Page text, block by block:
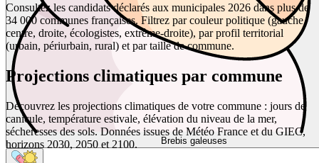
Brebis galeuses
Consultez les candidats déclarés aux municipales 2026 dans plus de
34 000 communes françaises. Filtrez par couleur politique (gauche,
centre, droite, écologistes, extrême-droite), par profil territorial
(urbain, périurbain, rural) et par taille de commune.
Projections climatiques par commune
Découvrez les projections climatiques de votre commune : jours de
canicule, température estivale, élévation du niveau de la mer,
sécheresses des sols. Données issues de Météo France et du GIEC,
horizons 2030, 2050 et 2100.